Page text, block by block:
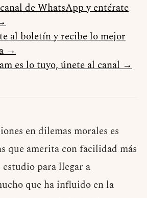
de WhatsApp y entérate
al boletín y recibe lo mejor
→
es lo tuyo, únete al canal →
en dilemas morales es
que amerita con facilidad más
para llegar a
que ha influido en la